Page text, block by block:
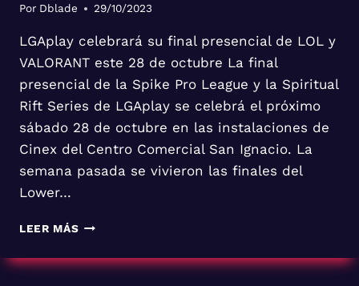
Por Dblade 29/10/2023
LGAplay celebrará su final presencial de LOL y
VALORANT este 28 de octubre La final
presencial de la Spike Pro League y la Spiritual
Rift Series de LGAplay se celebrá el próximo
sábado 28 de octubre en las instalaciones de
Cinex del Centro Comercial San Ignacio. La
semana pasada se vivieron las finales del
Lower…
LEER MÁS